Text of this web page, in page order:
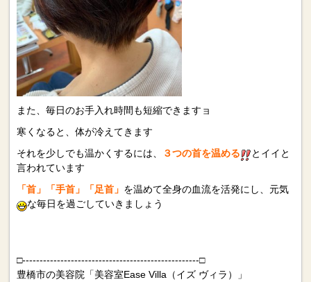
また、毎日のお手入れ時間も短縮できますョ
寒くなると、体が冷えてきます
それを少しでも温かくするには、
３つの首を温める
とイイと
言われています
「首」「手首」「足首」 を温めて全身の血流を活発にし、元気
な毎日を過ごしていきましょう
□---------------------------------------------------□
豊橋市の美容院「美容室Ease Villa（イズ ヴィラ）」